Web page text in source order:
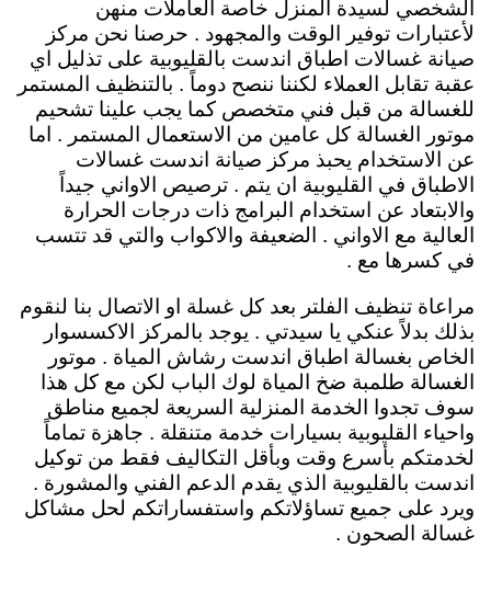
الشخصي لسيدة المنزل خاصة العاملات منهن
لأعتبارات توفير الوقت والمجهود . حرصنا نحن مركز
صيانة غسالات اطباق اندست بالقليوبية على تذليل اي
عقبة تقابل العملاء لكننا ننصح دوماً . بالتنظيف المستمر
للغسالة من قبل فني متخصص كما يجب علينا تشحيم
موتور الغسالة كل عامين من الاستعمال المستمر . اما
عن الاستخدام يحبذ مركز صيانة اندست غسالات
الاطباق في القليوبية ان يتم . ترصيص الاواني جيداً
والابتعاد عن استخدام البرامج ذات درجات الحرارة
العالية مع الاواني . الضعيفة والاكواب والتي قد تتسب
في كسرها مع .
مراعاة تنظيف الفلتر بعد كل غسلة او الاتصال بنا لنقوم
بذلك بدلاً عنكي يا سيدتي . يوجد بالمركز الاكسسوار
الخاص بغسالة اطباق اندست رشاش المياة . موتور
الغسالة طلمبة ضخ المياة لوك الباب لكن مع كل هذا
سوف تجدوا الخدمة المنزلية السريعة لجميع مناطق
واحياء القليوبية بسيارات خدمة متنقلة . جاهزة تماماً
لخدمتكم بأسرع وقت وبأقل التكاليف فقط من توكيل
اندست بالقليوبية الذي يقدم الدعم الفني والمشورة .
ويرد على جميع تساؤلاتكم واستفساراتكم لحل مشاكل
غسالة الصحون .